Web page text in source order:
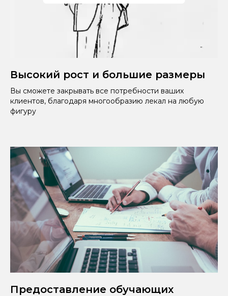
Высокий рост и большие размеры
Вы сможете закрывать все потребности ваших
клиентов, благодаря многообразию лекал на любую
фигуру
Предоставление обучающих